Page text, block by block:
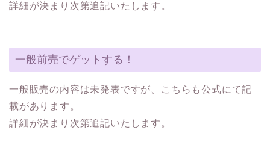
詳細が決まり次第追記いたします。
一般前売でゲットする！
一般販売の内容は未発表ですが、こちらも公式にて記
載があります。
詳細が決まり次第追記いたします。